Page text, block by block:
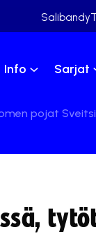
Info Sarjat
pojat